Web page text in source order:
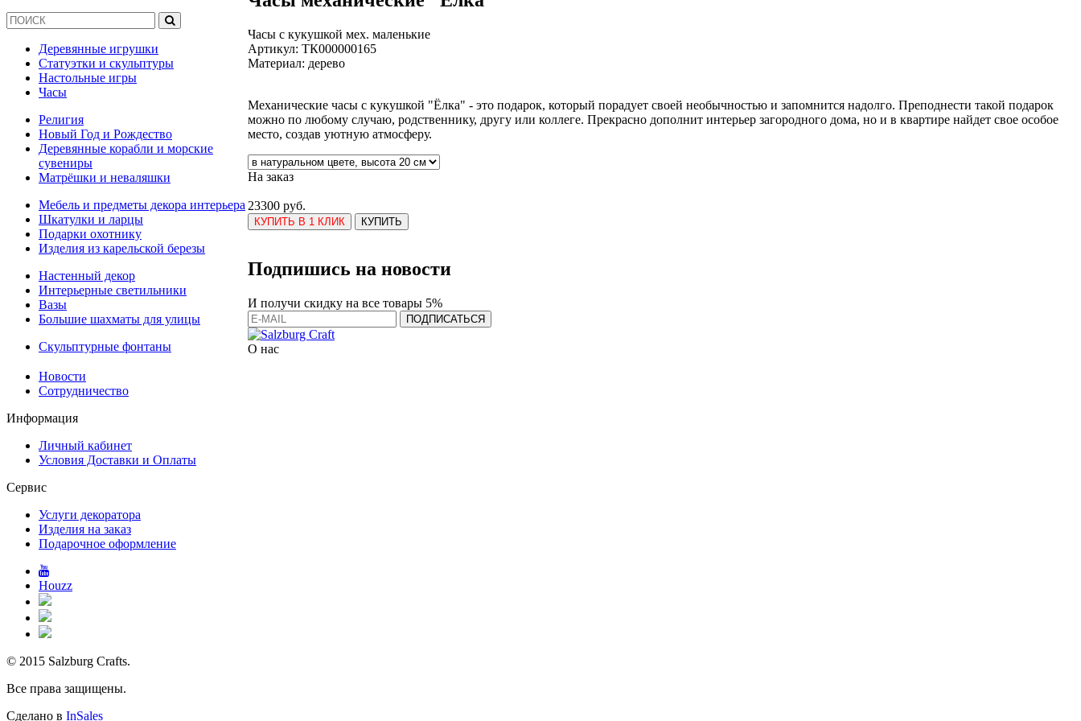
Деревянные игрушки
Статуэтки и скульптуры
Настольные игры
Часы
Религия
Новый Год и Рождество
Деревянные корабли и морские
сувениры
Матрёшки и неваляшки
Мебель и предметы декора интерьера
Шкатулки и ларцы
Подарки охотнику
Изделия из карельской березы
Настенный декор
Интерьерные светильники
Вазы
Большие шахматы для улицы
Скульптурные фонтаны
Часы с кукушкой мех. маленькие
Артикул: ТК000000165
Материал: дерево
Механические часы с кукушкой "Ёлка" - это подарок, который порадует своей необычностью и запомнится надолго. Преподнести такой подарок
можно по любому случаю, родственнику, другу или коллеге. Прекрасно дополнит интерьер загородного дома, но и в квартире найдет свое особое
место, создав уютную атмосферу.
На заказ
23300 руб.
КУПИТЬ В 1 КЛИК КУПИТЬ
Подпишись на новости
И получи скидку на все товары 5%
О нас
Новости
Сотрудничество
Информация
Личный кабинет
Условия Доставки и Оплаты
Сервис
Услуги декоратора
Изделия на заказ
Подарочное оформление
Houzz
© 2015 Salzburg Crafts.
Все права защищены.
Сделано в InSales